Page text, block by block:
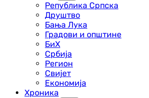
Република Српска
Друштво
Бања Лука
Градови и општине
БиХ
Србија
Регион
Свијет
Економија
Хроника